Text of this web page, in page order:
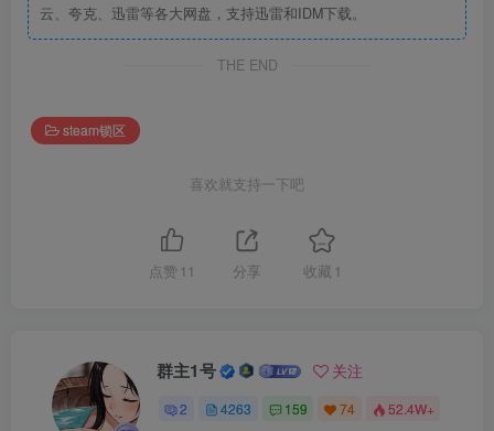
云、夸克、迅雷等各大网盘，支持迅雷和IDM下载。
THE END
steam锁区
喜欢就支持一下吧
点赞 11 分享 收藏 1
群主1号 关注
2 4263 159 74 52.4W+